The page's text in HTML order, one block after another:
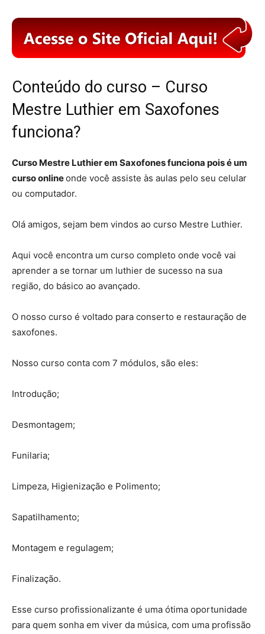
Conteúdo do curso – Curso
Mestre Luthier em Saxofones
funciona?
Curso Mestre Luthier em Saxofones funciona pois é um
curso onlineonde você assiste às aulas pelo seu celular
ou computador.
Olá amigos, sejam bem vindos ao curso Mestre Luthier.
Aqui você encontra um curso completo onde você vai
aprender a se tornar um luthier de sucesso na sua
região, do básico ao avançado.
O nosso curso é voltado para conserto e restauração de
saxofones.
Nosso curso conta com 7 módulos, são eles:
Introdução;
Desmontagem;
Funilaria;
Limpeza, Higienização e Polimento;
Sapatilhamento;
Montagem e regulagem;
Finalização.
Esse curso profissionalizante é uma ótima oportunidade
para quem sonha em viver da música, com uma profissão